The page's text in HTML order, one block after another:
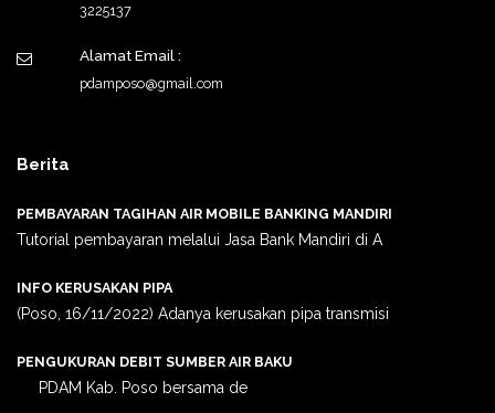
3225137
Alamat Email :
pdamposo@gmail.com
Berita
PEMBAYARAN TAGIHAN AIR MOBILE BANKING MANDIRI
Tutorial pembayaran melalui Jasa Bank Mandiri di A
INFO KERUSAKAN PIPA
(Poso, 16/11/2022) Adanya kerusakan pipa transmisi
PENGUKURAN DEBIT SUMBER AIR BAKU
PDAM Kab. Poso bersama de